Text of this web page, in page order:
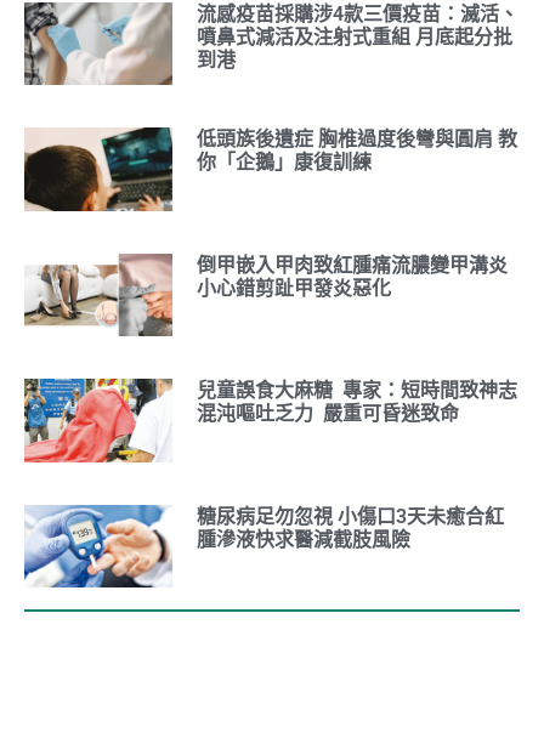
流感疫苗採購涉4款三價疫苗：滅活、
噴鼻式減活及注射式重組 月底起分批
到港
低頭族後遺症 胸椎過度後彎與圓肩 教
你「企鵝」康復訓練
倒甲嵌入甲肉致紅腫痛流膿變甲溝炎
小心錯剪趾甲發炎惡化
兒童誤食大麻糖 專家：短時間致神志
混沌嘔吐乏力 嚴重可昏迷致命
糖尿病足勿忽視 小傷口3天未癒合紅
腫滲液快求醫減截肢風險